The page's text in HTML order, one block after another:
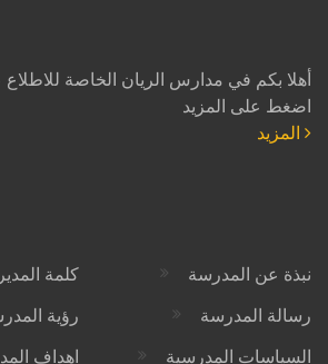
أهلا بكم في مدارس الريان الخاصة
اضغط على المزيد
كلمة المدير نبذة عن المدرسة
رؤية رسالة المدرسة
اهداف السياسات المدرسية